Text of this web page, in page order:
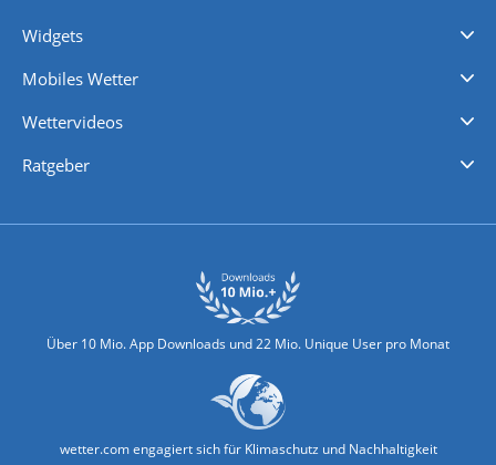
Widgets
Mobiles Wetter
Wettervideos
Ratgeber
Über 10 Mio. App Downloads und 22 Mio. Unique User pro Monat
wetter.com engagiert sich für Klimaschutz und Nachhaltigkeit